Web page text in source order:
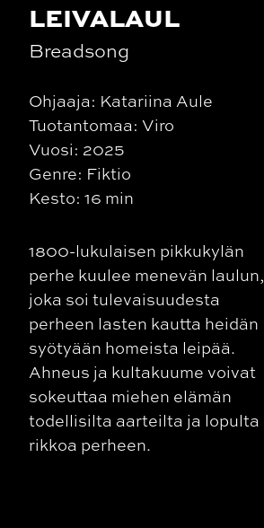
LEIVALAUL
Breadsong
Ohjaaja: Katariina Aule
Tuotantomaa: Viro
Vuosi: 2025
Genre: Fiktio
Kesto: 16 min
1800-lukulaisen pikkukylän
perhe kuulee menevän laulun,
joka soi tulevaisuudesta
perheen lasten kautta heidän
syötyään homeista leipää.
Ahneus ja kultakuume voivat
sokeuttaa miehen elämän
todellisilta aarteilta ja lopulta
rikkoa perheen.